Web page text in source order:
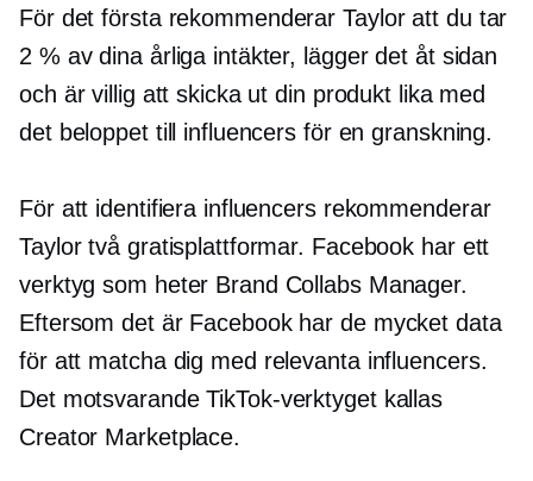
För det första rekommenderar Taylor att du tar
2 % av dina årliga intäkter, lägger det åt sidan
och är villig att skicka ut din produkt lika med
det beloppet till influencers för en granskning.
För att identifiera influencers rekommenderar
Taylor två gratisplattformar. Facebook har ett
verktyg som heter Brand Collabs Manager.
Eftersom det är Facebook har de mycket data
för att matcha dig med relevanta influencers.
Det motsvarande TikTok-verktyget kallas
Creator Marketplace.